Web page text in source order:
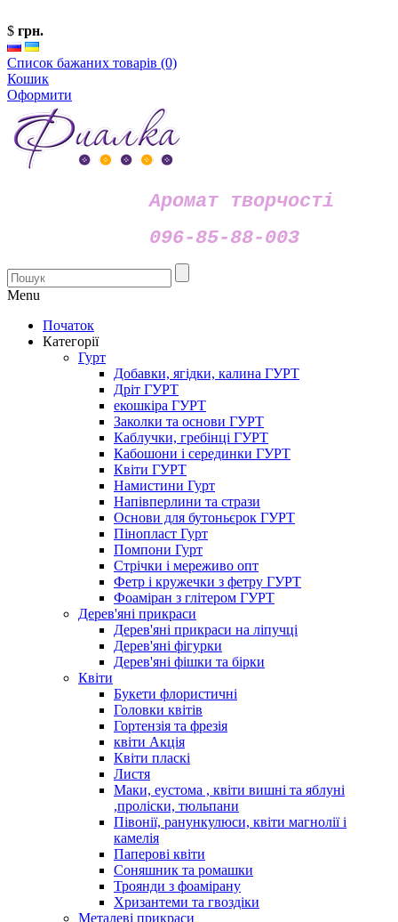
$ грн.
Список бажаних товарів (0)
Кошик
Оформити
Аромат творчості
096-85-88-003
Menu
Початок
Категорії
Гурт
Добавки, ягідки, калина ГУРТ
Дріт ГУРТ
екошкіра ГУРТ
Заколки та основи ГУРТ
Каблучки, гребінці ГУРТ
Кабошони і серединки ГУРТ
Квіти ГУРТ
Намистини Гурт
Напівперлини та стрази
Основи для бутоньєрок ГУРТ
Пінопласт Гурт
Помпони Гурт
Стрічки і мереживо опт
Фетр і кружечки з фетру ГУРТ
Фоаміран з глітером ГУРТ
Дерев'яні прикраси
Дерев'яні прикраси на ліпучці
Дерев'яні фігурки
Дерев'яні фішки та бірки
Квіти
Букети флористичні
Головки квітів
Гортензія та фрезія
квіти Акція
Квіти пласкі
Листя
Маки, еустома , квіти вишні та яблуні
,проліски, тюльпани
Півонії, ранункулюси, квіти магнолії і
камелія
Паперові квіти
Соняшник та ромашки
Троянди з фоамірану
Хризантеми та гвоздіки
Металеві прикраси